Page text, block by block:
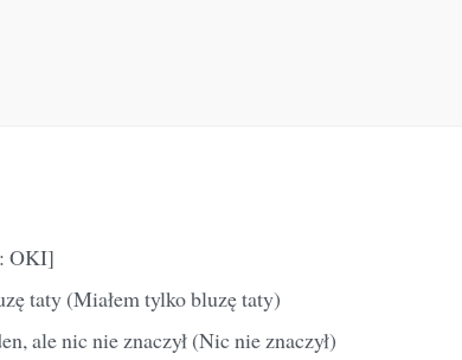
OKI]
taty (Miałem tylko bluzę taty)
ale nic nie znaczył (Nic nie znaczył)